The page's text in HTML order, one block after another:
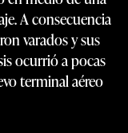
A consecuencia
varados y sus
ocurrió a pocas
terminal aéreo